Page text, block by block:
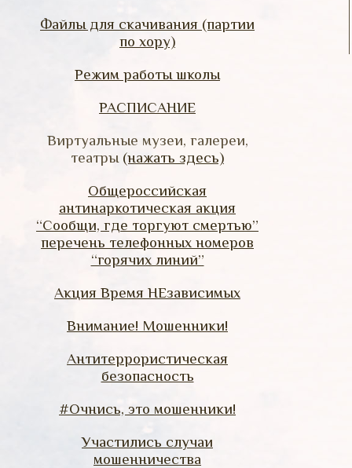
Файлы для скачивания (партии
по хору)
Режим работы школы
РАСПИСАНИЕ
Виртуальные музеи, галереи,
театры (нажать здесь)
Общероссийская
антинаркотическая акция
“Сообщи, где торгуют смертью”
перечень телефонных номеров
“горячих линий”
Акция Время НЕзависимых
Внимание! Мошенники!
Антитеррористическая
безопасность
#Очнись, это мошенники!
Участились случаи
мошенничества